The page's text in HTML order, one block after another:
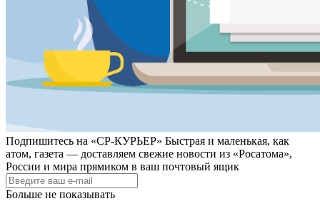
Подпишитесь на «СР-КУРЬЕР» Быстрая и маленькая, как
атом, газета — доставляем свежие новости из «Росатома»,
России и мира прямиком в ваш почтовый ящик
Больше не показывать